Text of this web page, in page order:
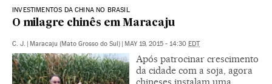
INVESTIMENTOS DA CHINA NO BRASIL
O milagre chinês em Maracaju
C. J. | Maracaju (Mato Grosso do Sul) | MAY 19, 2015 - 14:30 EDT
Após patrocinar crescimento
da cidade com a soja, agora
chineses instalam uma